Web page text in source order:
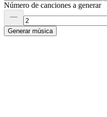
Número de canciones a generar
Generar música